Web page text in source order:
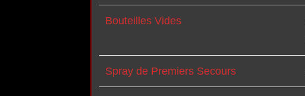
Bouteilles Vides
Spray de Premiers Secours